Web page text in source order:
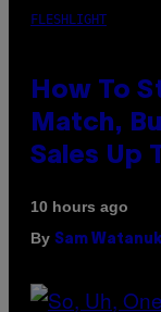
FLESHLIGHT
How To
Match,
Sales Up
10 hours ago
By Sam